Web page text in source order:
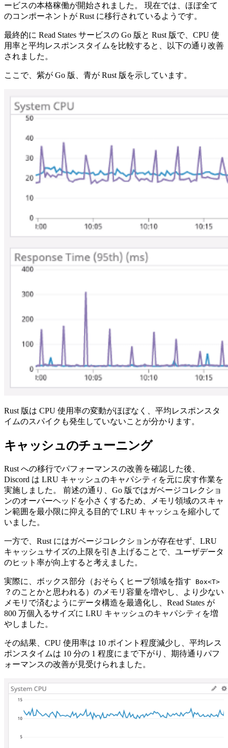
ービスの本格稼働が開始されました。 現在では、ほぼ全て
のコンポーネントが Rust に移行されているようです。
最終的に Read States サービスの Go 版と Rust 版で、CPU 使
用率と平均レスポンスタイムを比較すると、以下の通り改善
されました。
ここで、紫が Go 版、青が Rust 版を示しています。
Rust 版は CPU 使用率の変動がほぼなく、平均レスポンスタ
イムのスパイクも発生していないことが分かります。
キャッシュのチューニング
Rust への移行でパフォーマンスの改善を確認した後、
Discord は LRU キャッシュのキャパシティを元に戻す作業を
実施しました。 前述の通り、Go 版ではガベージコレクショ
ンのオーバーヘッドを小さくするため、メモリ領域のスキャ
ン範囲を最小限に抑える目的で LRU キャッシュを縮小して
いました。
一方で、Rust にはガベージコレクションが存在せず、LRU
キャッシュサイズの上限を引き上げることで、ユーザデータ
のヒット率が向上すると考えました。
実際に、ボックス部分（おそらくヒープ領域を指す Box<T>
？のことかと思われる）のメモリ容量を増やし、より少ない
メモリで済むようにデータ構造を最適化し、Read States が
800 万個入るサイズに LRU キャッシュのキャパシティを増
やしました。
その結果、CPU 使用率は 10 ポイント程度減少し、平均レス
ポンスタイムは 10 分の 1 程度にまで下がり、期待通りパフ
ォーマンスの改善が見受けられました。